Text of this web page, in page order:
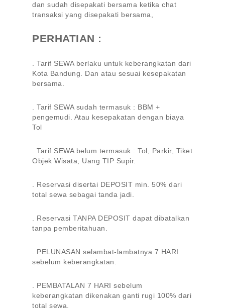
dan sudah disepakati bersama ketika chat
transaksi yang disepakati bersama,
PERHATIAN :
. Tarif SEWA berlaku untuk keberangkatan dari
Kota Bandung. Dan atau sesuai kesepakatan
bersama.
. Tarif SEWA sudah termasuk : BBM +
pengemudi. Atau kesepakatan dengan biaya
Tol
. Tarif SEWA belum termasuk : Tol, Parkir, Tiket
Objek Wisata, Uang TIP Supir.
. Reservasi disertai DEPOSIT min. 50% dari
total sewa sebagai tanda jadi.
. Reservasi TANPA DEPOSIT dapat dibatalkan
tanpa pemberitahuan.
. PELUNASAN selambat-lambatnya 7 HARI
sebelum keberangkatan.
. PEMBATALAN 7 HARI sebelum
keberangkatan dikenakan ganti rugi 100% dari
total sewa.